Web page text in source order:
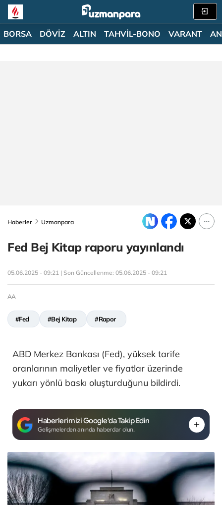
BORSA DÖVİZ ALTIN TAHVİL-BONO VARANT
Haberler Uzmanpara
Fed Bej Kitap raporu yayınlandı
05.06.2025 - 09:21 | Son Güncellenme: 05.06.2025 - 09:21
AA
#Fed #Bej Kitap #Rapor
ABD Merkez Bankası (Fed), yüksek tarife
oranlarının maliyetler ve fiyatlar üzerinde
yukarı yönlü baskı oluşturduğunu bildirdi.
Haberlerimizi Google'da Takip Edin
Gelişmelerden anında haberdar olun.